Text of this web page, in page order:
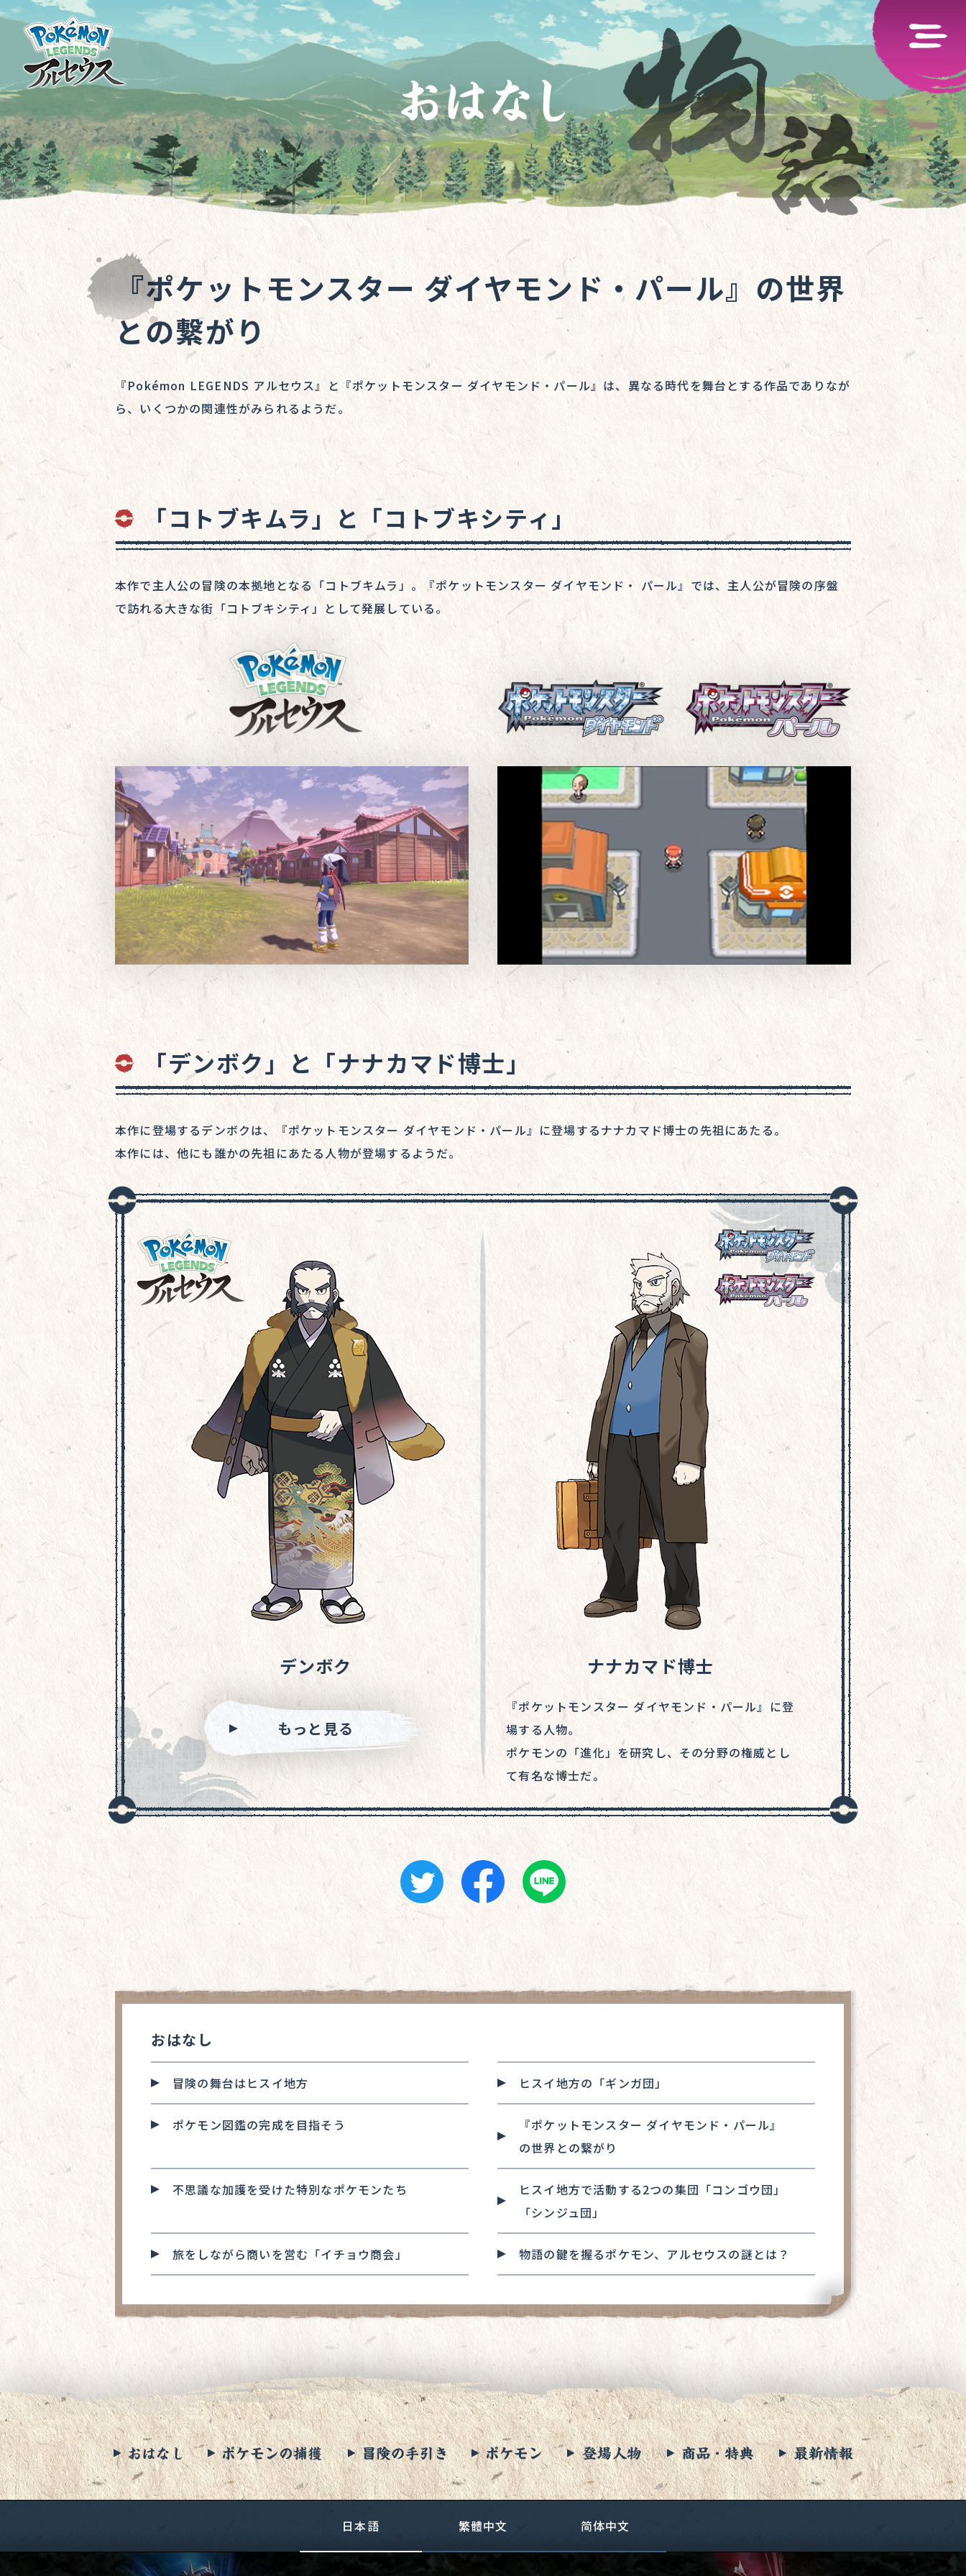
『ポケットモンスター ダイヤモンド・パール』の世界
との繋がり
『Pokémon LEGENDS アルセウス』と『ポケットモンスター ダイヤモンド・パール』は、異なる時代を舞台とする作品でありなが
ら、いくつかの関連性がみられるようだ。
「コトブキムラ」と「コトブキシティ」
本作で主人公の冒険の本拠地となる「コトブキムラ」。『ポケットモンスター ダイヤモンド・ パール』では、主人公が冒険の序盤
で訪れる大きな街「コトブキシティ」として発展している。
「デンボク」と「ナナカマド博士」
本作に登場するデンボクは、『ポケットモンスター ダイヤモンド・パール』に登場するナナカマド博士の先祖にあたる。
本作には、他にも誰かの先祖にあたる人物が登場するようだ。
デンボク
もっと見る
ナナカマド博士
『ポケットモンスター ダイヤモンド・パール』に登
場する人物。
ポケモンの「進化」を研究し、その分野の権威とし
て有名な博士だ。
おはなし
冒険の舞台はヒスイ地方 ヒスイ地方の「ギンガ団」
ポケモン図鑑の完成を目指そう
『ポケットモンスター ダイヤモンド・パール』
の世界との繋がり
不思議な加護を受けた特別なポケモンたち
ヒスイ地方で活動する2つの集団「コンゴウ団」
「シンジュ団」
旅をしながら商いを営む「イチョウ商会」 物語の鍵を握るポケモン、アルセウスの謎とは？
日本語 繁體中文 简体中文